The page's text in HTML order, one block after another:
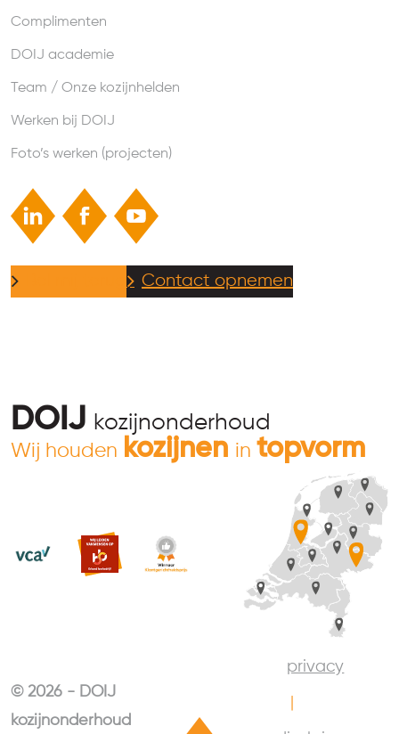
Complimenten
DOIJ academie
Team / Onze kozijnhelden
Werken bij DOIJ
Foto’s werken (projecten)
Contact opnemen
DOIJ kozijnonderhoud
Wij houden kozijnen in topvorm
© 2026 - DOIJ
kozijnonderhoud
privacy